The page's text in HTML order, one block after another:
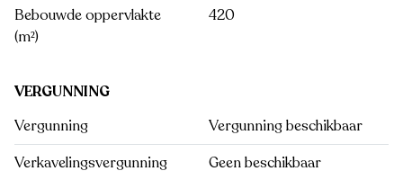
Bebouwde oppervlakte
(m²)
420
VERGUNNING
Vergunning
Vergunning beschikbaar
Verkavelingsvergunning
Geen beschikbaar